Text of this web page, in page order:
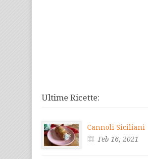
Ultime Ricette:
Cannoli Siciliani
Feb 16, 2021